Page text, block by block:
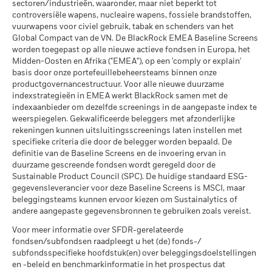
valutaschommelingen als uw belegging wordt gedaan in een
andere valuta dan die gebruikt in de berekening van de
prestaties in het verleden. Bron: Blackrock
MSCI ESG % Dekking
per 17/jul/2026
MSCI ESG-kwaliteitsscore –
Percentiel peer
per 17/jul/2026
Fondsen in peergroup
per 17/jul/2026
MSCI Gewogen Gemiddelde
Koolstofintensiteit % Dekking
per 17/jul/2026
5,83
Alle data komen van MSCI ESG Fund Ratings per
17/jul/2026, op basis van posities per 31/mrt/2026. De
duurzaamheidskenmerken van het fonds kunnen bijgevolg
van tijd tot tijd verschillen van de MSCI ESG Fund Ratings.
Om in MSCI ESG Fund Ratings te worden opgenomen, moet
65% (of 50% voor obligatiefondsen en geldmarktfondsen)
van de brutoweging van het fonds komen van effecten die
door MSCI ESG Research zijn geanalyseerd (bepaalde
contante posities en andere activasoorten die door MSCI voor
MSCI – Oliezand
per 30/jun/2026
Betrokkenheid van
bedrijfsleven Dekking
per 30/jun/2026
Percentage niet-gedekt
Fonds
per 30/jun/2026
96,46%
De blootstellingen van BlackRock inzake betrokkenheid van
het bedrijfsleven, zoals hierboven weergegeven voor
Ketelkool en Oliezand, worden berekend en gerapporteerd
voor bedrijven die meer dan 5% van hun inkomsten
genereren uit ketelkool of oliezand zoals bepaald door MSCI
inkomsten genereren uit ketelkool of oliezand (met een
inkomstendrempel van 0%), zoals bepaald door MSCI ESG
Research, geldt het volgende: voor ketelkool 0,00% en voor
oliezand 0,00%.
sectoren/industrieën, waaronder, maar niet beperkt tot
controversiële wapens, nucleaire wapens, fossiele brandstoffen,
vuurwapens voor civiel gebruik, tabak en schenders van het
Global Compact van de VN. De BlackRock EMEA Baseline Screens
worden toegepast op alle nieuwe actieve fondsen in Europa, het
Midden-Oosten en Afrika ("EMEA"), op een 'comply or explain'
basis door onze portefeuillebeheersteams binnen onze
productgovernancestructuur. Voor alle nieuwe duurzame
indexstrategieën in EMEA werkt BlackRock samen met de
indexaanbieder om dezelfde screenings in de aangepaste index te
weerspiegelen. Gekwalificeerde beleggers met afzonderlijke
rekeningen kunnen uitsluitingsscreenings laten instellen met
specifieke criteria die door de belegger worden bepaald. De
definitie van de Baseline Screens en de invoering ervan in
duurzame gescreende fondsen wordt geregeld door de
Sustainable Product Council (SPC). De huidige standaard ESG-
gegevensleverancier voor deze Baseline Screens is MSCI, maar
beleggingsteams kunnen ervoor kiezen om Sustainalytics of
andere aangepaste gegevensbronnen te gebruiken zoals vereist.
Voor meer informatie over SFDR-gerelateerde
fondsen/subfondsen raadpleegt u het (de) fonds-/
subfondsspecifieke hoofdstuk(en) over beleggingsdoelstellingen
en -beleid en benchmarkinformatie in het prospectus dat